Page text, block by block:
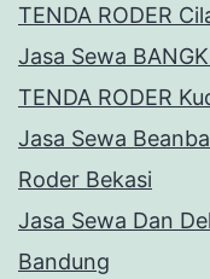
TENDA RODER
Jasa Sewa
TENDA RODER
Jasa Sewa
Roder Bekasi
Jasa Sewa Dan
Bandung